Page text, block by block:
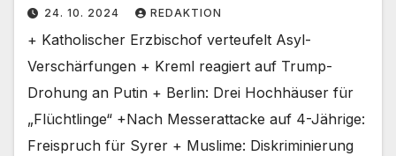
24. 10. 2024 REDAKTION
+ Katholischer Erzbischof verteufelt Asyl-
Verschärfungen + Kreml reagiert auf Trump-
Drohung an Putin + Berlin: Drei Hochhäuser für
„Flüchtlinge“ +Nach Messerattacke auf 4-Jährige:
Freispruch für Syrer + Muslime: Diskriminierung